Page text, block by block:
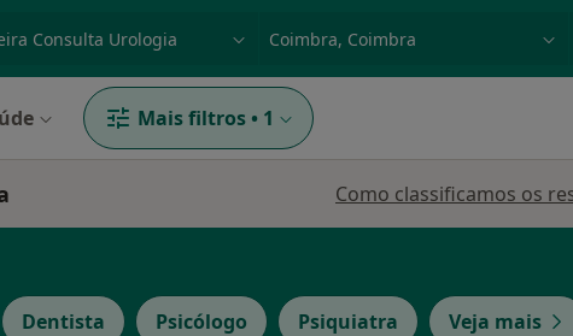
Mais filtros • 1
Como classificamos os
Dentista Psicólogo Psiquiatra Veja mais